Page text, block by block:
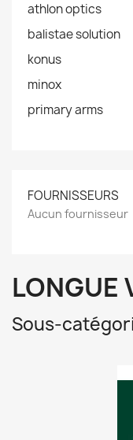
athlon optics
balistae solution
konus
minox
primary arms
FOURNISSEURS
Aucun fournisseur
LONGUE
Sous-